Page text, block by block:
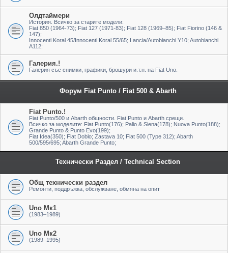
Олдтаймери
История. Всичко за старите модели:
Fiat 850 (1964-73); Fiat 127 (1971-83); Fiat 128 (1969–85); Fiat Fiorino (146 &
147);
Innocenti Koral 45/Innocenti Koral 55/65; Lancia/Autobianchi Y10; Autobianchi
A112;
Галерия.!
Галерия със снимки, графики, брошури и.т.н. на Fiat Uno.
Форум Fiat Punto / Fiat 500 & Abarth
Fiat Punto.!
Fiat Punto/500 и Abarth общности. Fiat Punto и Abarth срещи.
Всичко за моделите: Fiat Punto(176); Palio & Siena(178); Nuova Punto(188);
Grande Punto & Punto Evo(199);
Fiat Idea(350); Fiat Doblo; Zastava 10; Fiat 500 (Type 312); Abarth
500/595/695; Abarth Grande Punto;
Технически Раздел / Technical Section
Общ технически раздел
Ремонти, поддръжка, обслужване, обмяна на опит
Uno Мк1
(1983–1989)
Uno Мк2
(1989–1995)